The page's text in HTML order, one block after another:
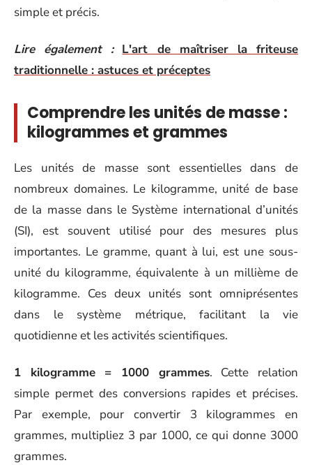
simple et précis.
Lire également : L'art de maîtriser la friteuse
traditionnelle : astuces et préceptes
Comprendre les unités de masse :
kilogrammes et grammes
Les unités de masse sont essentielles dans de
nombreux domaines. Le kilogramme, unité de base
de la masse dans le Système international d’unités
(SI), est souvent utilisé pour des mesures plus
importantes. Le gramme, quant à lui, est une sous-
unité du kilogramme, équivalente à un millième de
kilogramme. Ces deux unités sont omniprésentes
dans le système métrique, facilitant la vie
quotidienne et les activités scientifiques.
1 kilogramme = 1000 grammes. Cette relation
simple permet des conversions rapides et précises.
Par exemple, pour convertir 3 kilogrammes en
grammes, multipliez 3 par 1000, ce qui donne 3000
grammes.